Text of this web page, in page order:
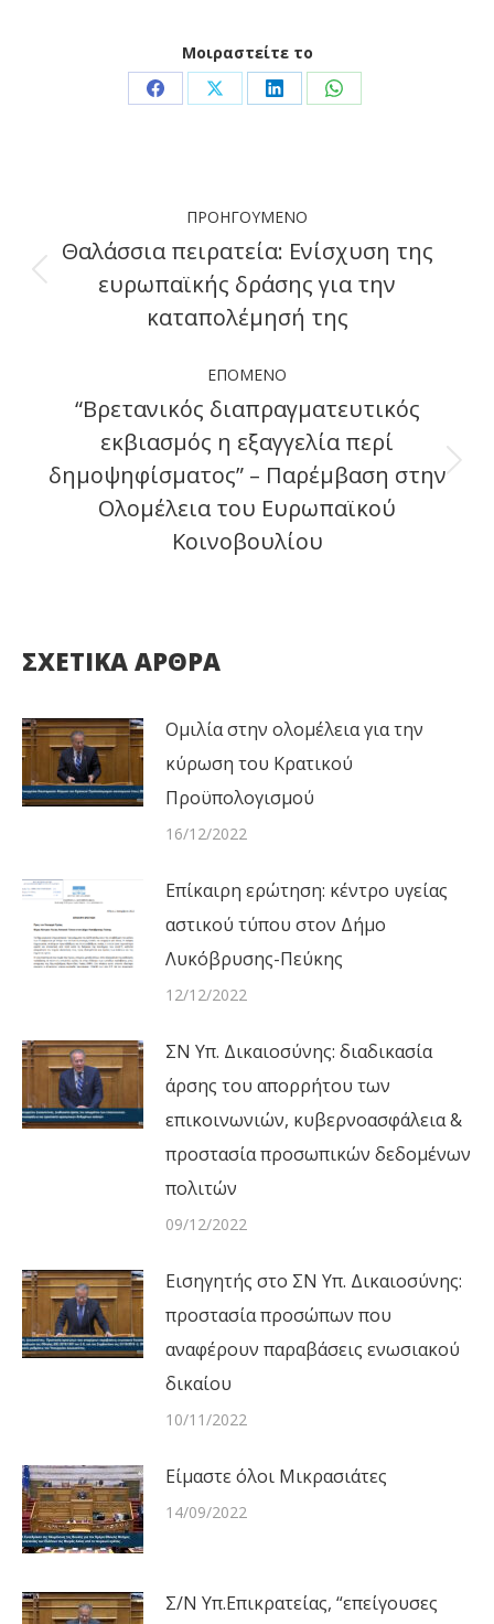
Μοιραστείτε το
Share Share Share Share
navigation
ΠΡΟΗΓΟΎΜΕΝΟ
Previous
post:
Θαλάσσια πειρατεία: Ενίσχυση της
ευρωπαϊκής δράσης για την
καταπολέμησή της
ΕΠΌΜΕΝΟ
Next
post:
“Βρετανικός διαπραγματευτικός
εκβιασμός η εξαγγελία περί
δημοψηφίσματος” – Παρέμβαση στην
Ολομέλεια του Ευρωπαϊκού
Κοινοβουλίου
ΣΧΕΤΙΚΑ ΑΡΘΡΑ
Ομιλία στην ολομέλεια για την
κύρωση του Κρατικού
Προϋπολογισμού
16/12/2022
Επίκαιρη ερώτηση: κέντρο υγείας
αστικού τύπου στον Δήμο
Λυκόβρυσης-Πεύκης
12/12/2022
ΣΝ Υπ. Δικαιοσύνης: διαδικασία
άρσης του απορρήτου των
επικοινωνιών, κυβερνοασφάλεια &
προστασία προσωπικών δεδομένων
πολιτών
09/12/2022
Εισηγητής στο ΣΝ Υπ. Δικαιοσύνης:
προστασία προσώπων που
αναφέρουν παραβάσεις ενωσιακού
δικαίου
10/11/2022
Είμαστε όλοι Μικρασιάτες
14/09/2022
Σ/Ν Υπ.Επικρατείας, “επείγουσες